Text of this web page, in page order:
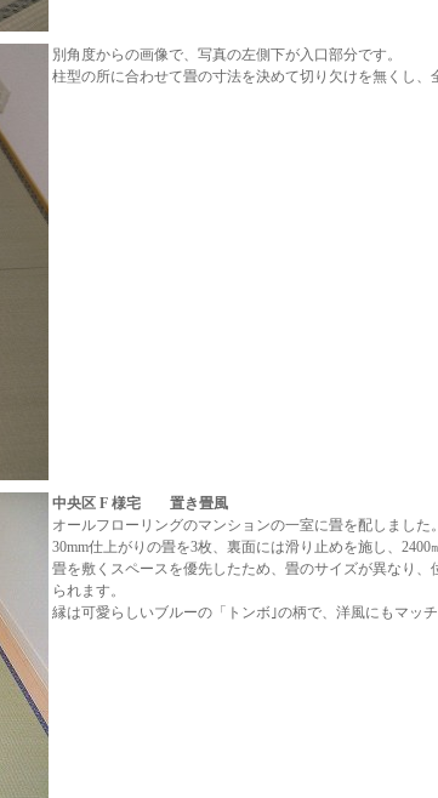
別角度からの画像で、写真の左側下が入口部分です。
柱型の所に合わせて畳の寸法を決めて切り欠けを無くし、
中央区 F 様宅 置き畳風
オールフローリングのマンションの一室に畳を配しました。
30mm仕上がりの畳を3枚、裏面には滑り止めを施し、2400
畳を敷くスペースを優先したため、畳のサイズが異なり
られます。
縁は可愛らしいブルーの「トンボ｣の柄で、洋風にもマッチ